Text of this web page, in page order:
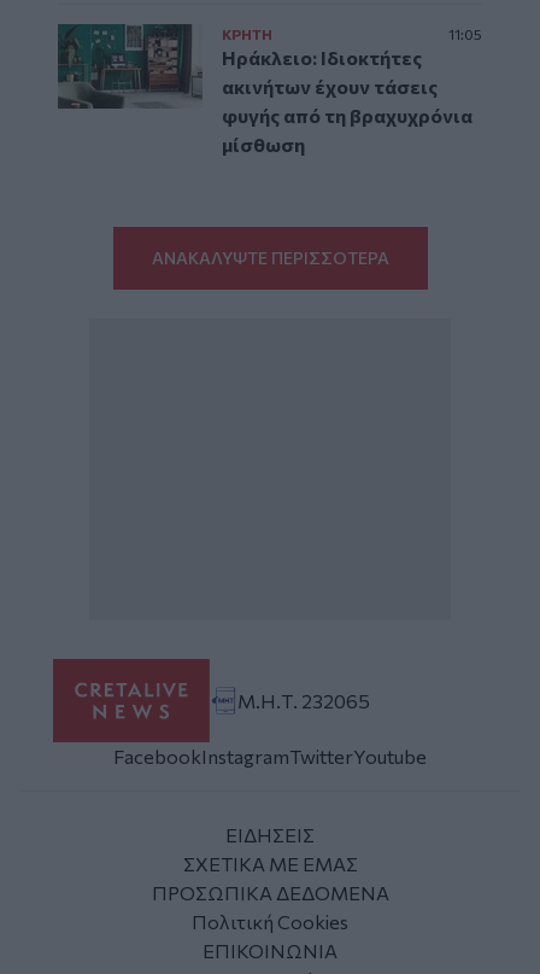
ΚΡΗΤΗ 11:05
Ηράκλειο: Ιδιοκτήτες
ακινήτων έχουν τάσεις
φυγής από τη βραχυχρόνια
μίσθωση
ΑΝΑΚΑΛΥΨΤΕ ΠΕΡΙΣΣΟΤΕΡΑ
Μ.Η.Τ. 232065
FacebookInstagramTwitterYoutube
ΕΙΔΗΣΕΙΣ
ΣΧΕΤΙΚΑ ΜΕ ΕΜΑΣ
ΠΡΟΣΩΠΙΚΑ ΔΕΔΟΜΕΝΑ
Πολιτική Cookies
ΕΠΙΚΟΙΝΩΝΙΑ